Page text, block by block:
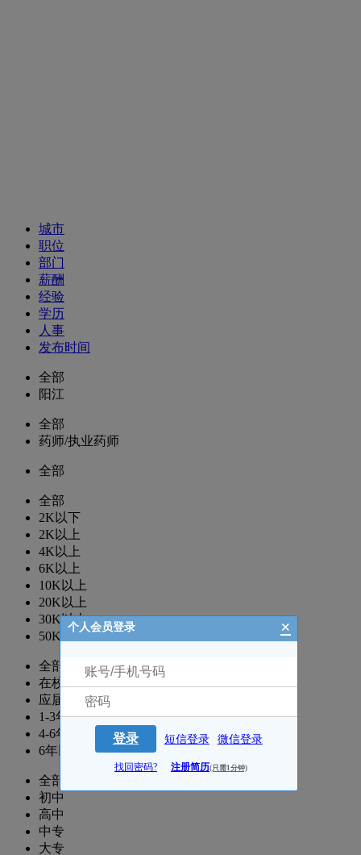
城市
职位
部门
薪酬
经验
学历
人事
发布时间
全部
阳江
全部
药师/执业药师
全部
全部
2K以下
2K以上
4K以上
6K以上
10K以上
20K以上
30K以上
50K以上
全部
在校生
应届生
1-3年
4-6年
6年以上
全部
初中
高中
中专
大专
个人会员登录 ×
登录 短信登录 微信登录
找回密码? 注册简历(只需1分钟)